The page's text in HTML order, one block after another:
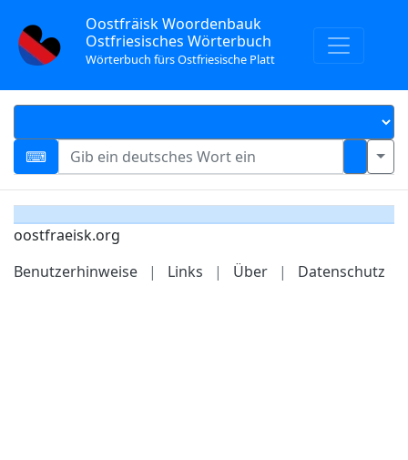
Oostfräisk Woordenbauk
Ostfriesisches Wörterbuch
Wörterbuch fürs Ostfriesische Platt
oostfraeisk.org
Benutzerhinweise
| Links | Über | Datenschutz